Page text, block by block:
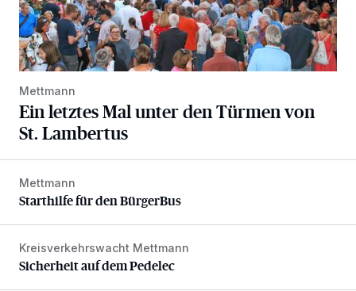
Mettmann
Ein letztes Mal unter den Türmen von
St. Lambertus
Starthilfe für den BürgerBus
Mettmann
Starthilfe für den BürgerBus
Sicherheit auf dem Pedelec
Kreisverkehrswacht Mettmann
Sicherheit auf dem Pedelec